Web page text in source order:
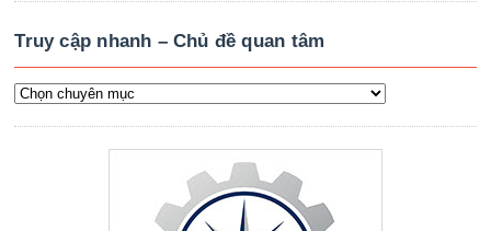
Truy cập nhanh – Chủ đề quan tâm